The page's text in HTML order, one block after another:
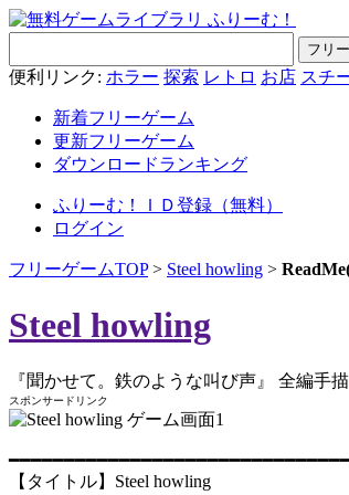
便利リンク: ホラー 探索 レトロ お店 スチ
新着フリーゲーム
更新フリーゲーム
ダウンロードランキング
ふりーむ！ＩＤ登録（無料）
ログイン
フリーゲームTOP> Steel howling >
Steel howling
『聞かせて。鉄のような叫び声』 全編
スポンサードリンク
【タイトル】Steel howling